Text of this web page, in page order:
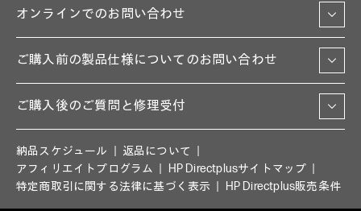
オンラインでのお問い合わせ
ご購入前の製品仕様についてのお問い合わせ
ご購入後のご質問と修理受付
納品スケジュール
返品について
アフィリエイトプログラム
HP Directplusサイトマップ
特定商取引に関する法律に基づく表示
HP Directplus販売条件